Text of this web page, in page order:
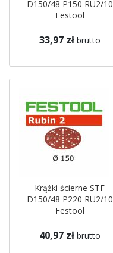
D150/48 P150 RU2/10
Festool
33,97 zł brutto
Krążki ścierne STF
D150/48 P220 RU2/10
Festool
40,97 zł brutto